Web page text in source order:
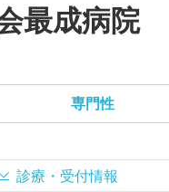
最成病院
専門性
診療・受付情報